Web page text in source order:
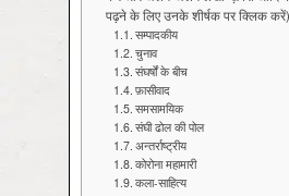
पढ़ने के लिए उनके शीर्षक पर क्लिक करें)
सम्पादकीय
चुनाव
संघर्षों के बीच
फ़ासीवाद
समसामयिक
संघी ढोल की पोल
अन्तर्राष्ट्रीय
कोरोना महामारी
कला-साहित्य